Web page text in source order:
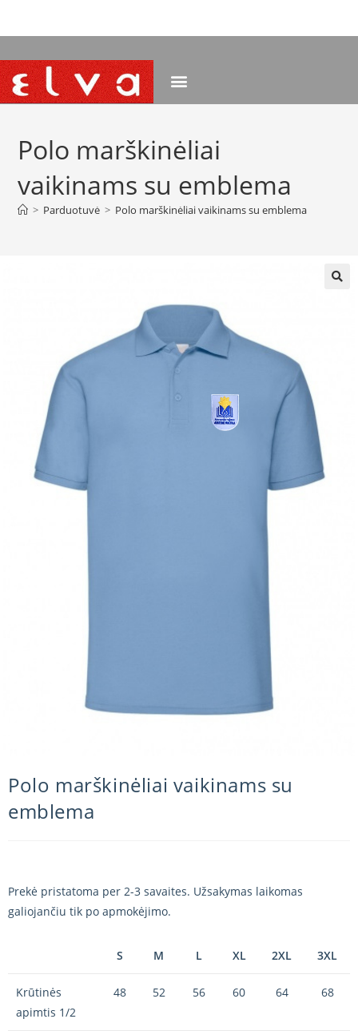
Polo marškinėliai
vaikinams su emblema
> Parduotuvė > Polo marškinėliai vaikinams su emblema
Polo marškinėliai vaikinams su
emblema
Prekė pristatoma per 2-3 savaites. Užsakymas laikomas
galiojančiu tik po apmokėjimo.
S M L XL 2XL 3XL
Krūtinės
apimtis 1/2
48 52 56 60 64 68